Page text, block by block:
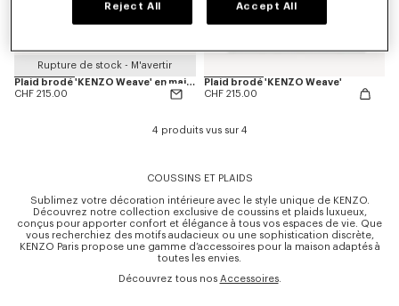
Rupture de stock - M'avertir
Plaid brodé 'KENZO Weave' en maille
CHF 215.00
Plaid brodé 'KENZO Weave'
CHF 215.00
4 produits vus sur 4
COUSSINS ET PLAIDS
Sublimez votre décoration intérieure avec le style unique de KENZO.
Découvrez notre collection exclusive de coussins et plaids luxueux,
conçus pour apporter confort et élégance à tous vos espaces de vie. Que
vous recherchiez des motifs audacieux ou une sophistication discrète,
KENZO Paris propose une gamme d’accessoires pour la maison adaptés à
toutes les envies.
Découvrez tous nos Accessoires.
Reject All Accept All